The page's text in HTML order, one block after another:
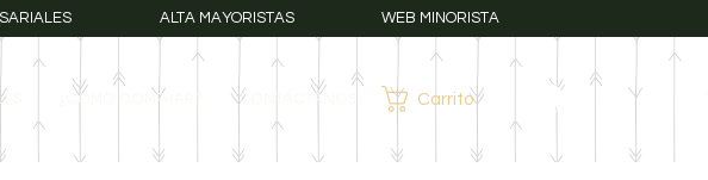
ALTA MAYORISTAS WEB MINORISTA
¿COMO COMPRAR? CONTÁCTANOS Carrito Iniciar sesión